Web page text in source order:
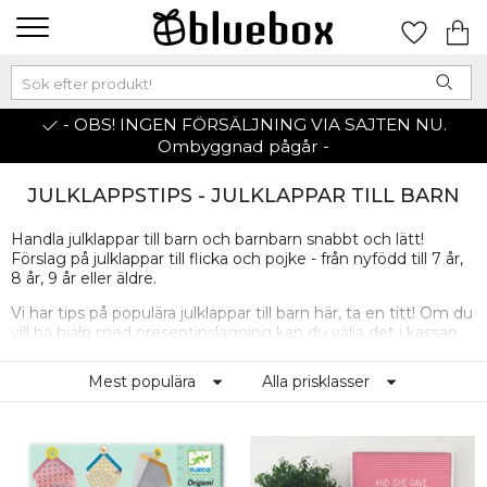
- OBS! INGEN FÖRSÄLJNING VIA SAJTEN NU.
Ombyggnad pågår -
JULKLAPPSTIPS - JULKLAPPAR TILL BARN
Handla julklappar till barn och barnbarn snabbt och lätt!
Förslag på julklappar till flicka och pojke - från nyfödd till 7 år,
8 år, 9 år eller äldre.
Vi har tips på populära julklappar till barn här, ta en titt! Om du
vill ha hjälp med presentinslagning kan du välja det i kassan.
personliga hälsning (om du inte kan överräcka julklapparna
själv). Paketen kan skickas till dig eller hem till barnets familj.
Handlar du julklappar på Bluebox.se mellan 1 november
Mest populära Alla prisklasser